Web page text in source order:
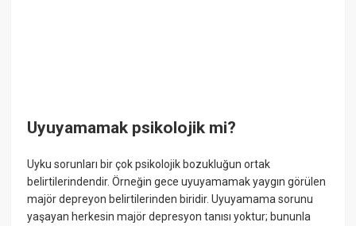
Uyuyamamak psikolojik mi?
Uyku sorunları bir çok psikolojik bozukluğun ortak
belirtilerindendir. Örneğin gece uyuyamamak yaygın görülen
majör depreyon belirtilerinden biridir. Uyuyamama sorunu
yaşayan herkesin majör depresyon tanısı yoktur; bununla